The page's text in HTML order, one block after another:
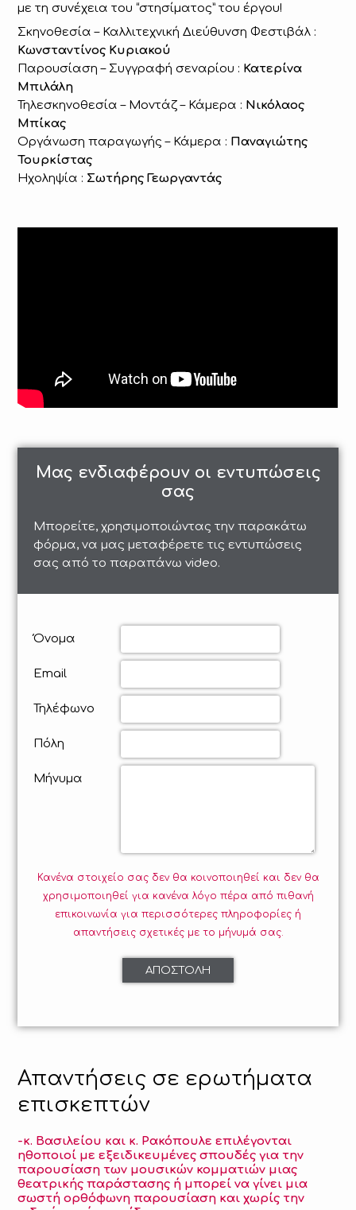
με τη συνέχεια του “στησίματος” του έργου!
Σκηνοθεσία – Καλλιτεχνική Διεύθυνση Φεστιβάλ :
Κωνσταντίνος Κυριακού
Παρουσίαση – Συγγραφή σεναρίου : Κατερίνα
Μπιλάλη
Τηλεσκηνοθεσία – Μοντάζ – Κάμερα : Νικόλαος
Μπίκας
Οργάνωση παραγωγής – Κάμερα : Παναγιώτης
Τουρκίστας
Ηχοληψία : Σωτήρης Γεωργαντάς
Μας ενδιαφέρουν οι εντυπώσεις
σας
Μπορείτε, χρησιμοποιώντας την παρακάτω
φόρμα, να μας μεταφέρετε τις εντυπώσεις
σας από το παραπάνω video.
Όνομα
Email
Τηλέφωνο
Πόλη
Μήνυμα
Κανένα στοιχείο σας δεν θα κοινοποιηθεί και δεν θα
χρησιμοποιηθεί για κανένα λόγο πέρα από πιθανή
επικοινωνία για περισσότερες πληροφορίες ή
απαντήσεις σχετικές με το μήνυμά σας.
Απαντήσεις σε ερωτήματα
επισκεπτών
-κ. Βασιλείου και κ. Ρακόπουλε επιλέγονται
ηθοποιοί με εξειδικευμένες σπουδές για την
παρουσίαση των μουσικών κομματιών μιας
θεατρικής παράστασης ή μπορεί να γίνει μια
σωστή ορθόφωνη παρουσίαση και χωρίς την